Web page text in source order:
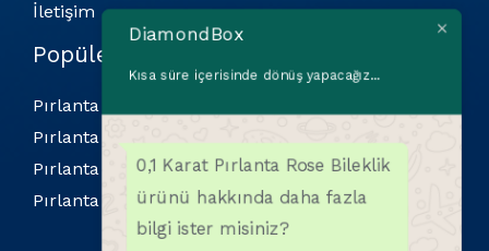
İletişim
Popüler Kategoriler
Pırlanta Bilekliler
Pırlanta Kolyeler
Pırlanta Küpeler
Pırlanta Yüzükler
DiamondBox
Kısa süre içerisinde dönüş yapacağız...
0,1 Karat Pırlanta Rose Bileklik
ürünü hakkında daha fazla
bilgi ister misiniz?